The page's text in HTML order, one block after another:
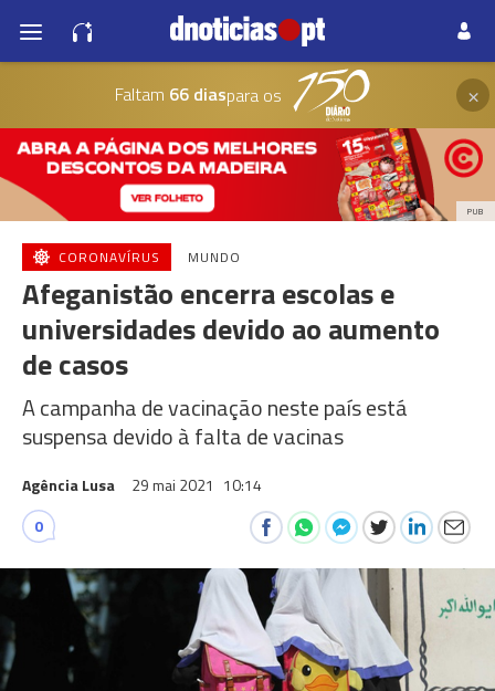
Faltam 66 diaspara os ×
PUB
CORONAVÍRUS MUNDO
Afeganistão encerra escolas e
universidades devido ao aumento
de casos
A campanha de vacinação neste país está
suspensa devido à falta de vacinas
Agência Lusa 29 mai 2021 10:14
0